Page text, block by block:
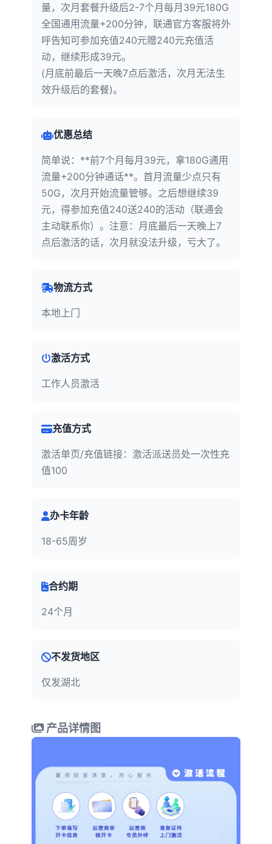
量，次月套餐升级后2-7个月每月39元180G
全国通用流量+200分钟，联通官方客服将外
呼告知可参加充值240元赠240元充值活
动，继续形成39元。
(月底前最后一天晚7点后激活，次月无法生
效升级后的套餐)。
优惠总结
简单说：**前7个月每月39元，拿180G通用
流量+200分钟通话**。首月流量少点只有
50G，次月开始流量管够。之后想继续39
元，得参加充值240送240的活动（联通会
主动联系你）。注意：月底最后一天晚上7
点后激活的话，次月就没法升级，亏大了。
物流方式
本地上门
激活方式
工作人员激活
充值方式
激活单页/充值链接：激活派送员处一次性充
值100
办卡年龄
18-65周岁
合约期
24个月
不发货地区
仅发湖北
产品详情图